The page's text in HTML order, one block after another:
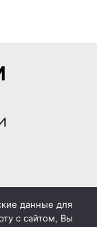
данные для
с сайтом, Вы